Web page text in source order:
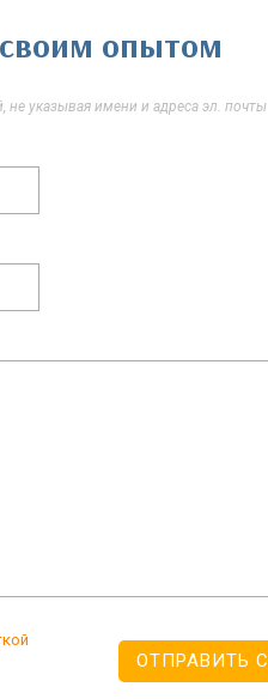
своим опытом
указывая имени и адреса эл. почты